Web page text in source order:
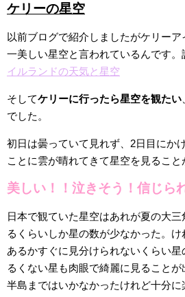
ケリーの星空
以前ブログで紹介しましたがケリー
一美しい星空と言われているんで
イルランドの天気と星空
そしてケリーに行ったら星空を観たい
でした。
初日は曇っていて見れず、2日目にか
ことに雲が晴れてきて星空を見ること
美しい！！泣きそう！信じら
日本で観ていた星空はあれが夏の大
るくらいしか星の数が少なかった。
あるかすぐに見分けられないくらい
るくない星も肉眼で綺麗に見ること
半島まではいかなかったけれど十分